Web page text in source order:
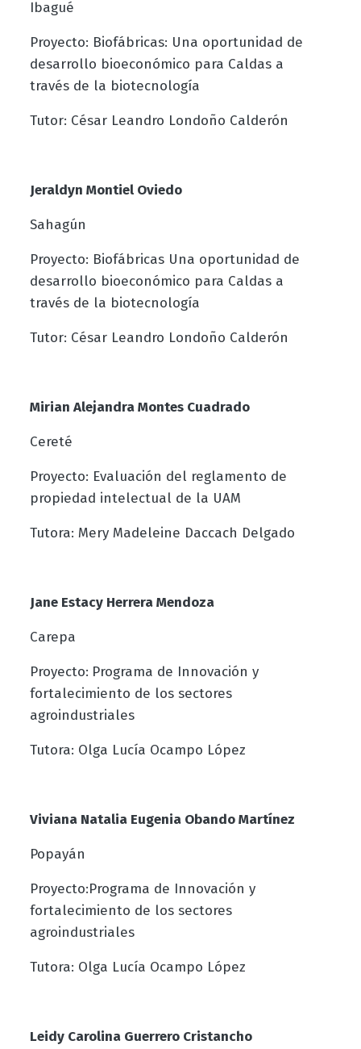
Ibagué
Proyecto: Biofábricas: Una oportunidad de
desarrollo bioeconómico para Caldas a
través de la biotecnología
Tutor: César Leandro Londoño Calderón
Jeraldyn Montiel Oviedo
Sahagún
Proyecto: Biofábricas Una oportunidad de
desarrollo bioeconómico para Caldas a
través de la biotecnología
Tutor: César Leandro Londoño Calderón
Mirian Alejandra Montes Cuadrado
Cereté
Proyecto: Evaluación del reglamento de
propiedad intelectual de la UAM
Tutora: Mery Madeleine Daccach Delgado
Jane Estacy Herrera Mendoza
Carepa
Proyecto: Programa de Innovación y
fortalecimiento de los sectores
agroindustriales
Tutora: Olga Lucía Ocampo López
Viviana Natalia Eugenia Obando Martínez
Popayán
Proyecto:Programa de Innovación y
fortalecimiento de los sectores
agroindustriales
Tutora: Olga Lucía Ocampo López
Leidy Carolina Guerrero Cristancho